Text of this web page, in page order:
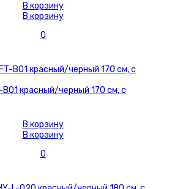
В корзину
В корзину
0
красный/черный 170 см, с
В корзину
В корзину
0